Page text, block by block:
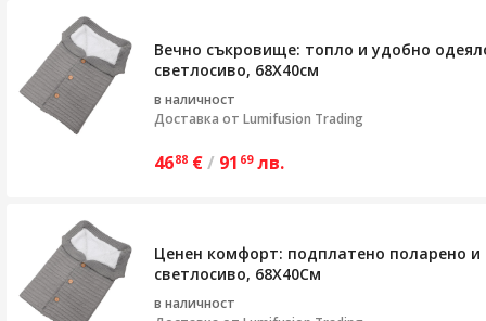
Вечно съкровище: топло и удобно
светлосиво, 68X40см
в наличност
Доставка от Lumifusion Trading
4688 €/ 91 69 лв.
Ценен комфорт: подплатено поларено
светлосиво, 68X40См
в наличност